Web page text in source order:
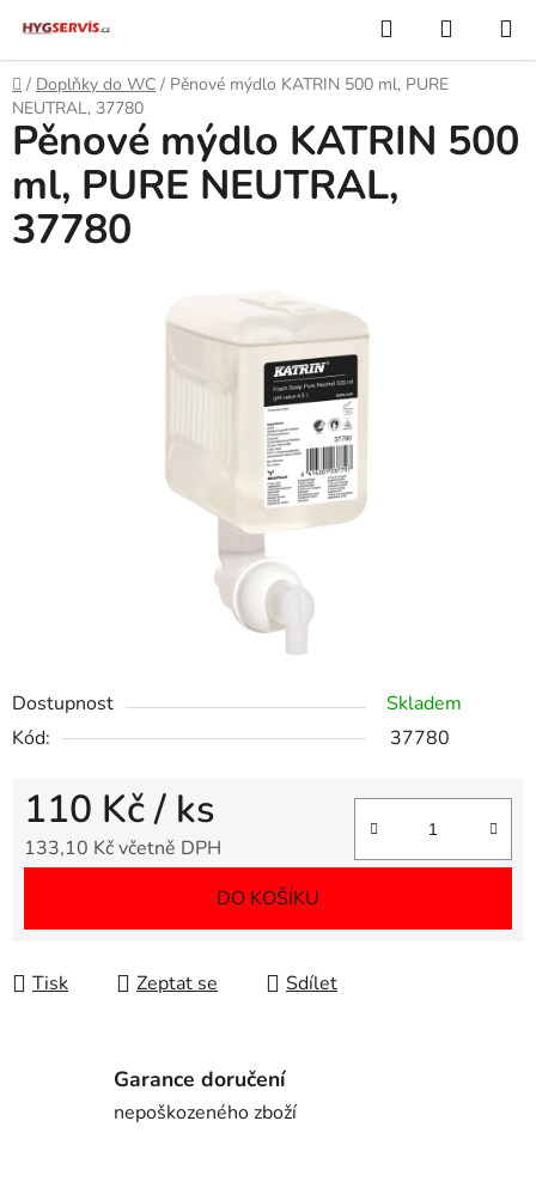
obsah
Hledat
KOŠÍK
Domů
/ Doplňky do WC / Pěnové mýdlo KATRIN 500 ml, PURE
NEUTRAL, 37780
Dostupnost
Skladem
Kód:
37780
110 Kč/ ks
133,10 Kč včetně DPH
DO KOŠÍKU
Tisk Zeptat se Sdílet
Pěnové mýdlo KATRIN 500
ml, PURE NEUTRAL,
37780
Garance doručení
nepoškozeného zboží